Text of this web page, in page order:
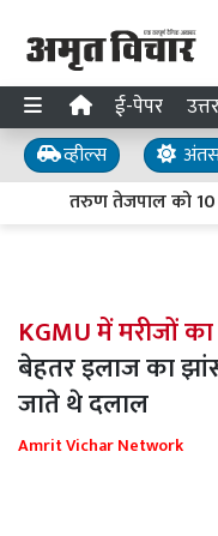
ई-पेपर
व्हील्स
तरुण तेजपाल को 10
KGMU में मरीजों
बेहतर इलाज का
जाते थे दलाल
Amrit Vichar Network